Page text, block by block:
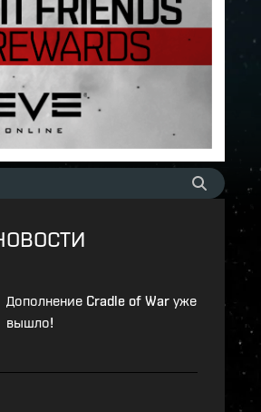
Дополнение Cradle of War уже
вышло!